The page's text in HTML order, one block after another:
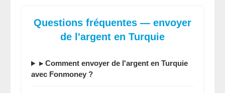
Questions fréquentes — envoyer
de l'argent en Turquie
▸ Comment envoyer de l'argent en Turquie
avec Fonmoney ?